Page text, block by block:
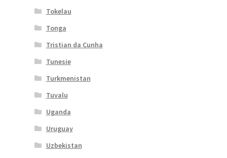
Tokelau
Tonga
Tristian da Cunha
Tunesie
Turkmenistan
Tuvalu
Uganda
Uruguay
Uzbekistan